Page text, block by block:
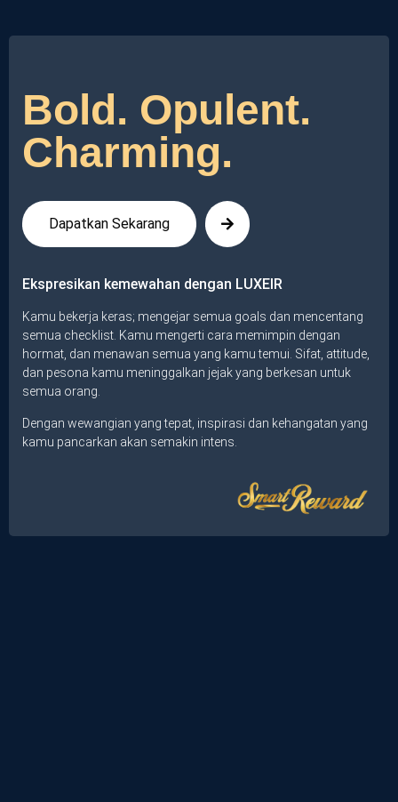
Bold. Opulent.
Charming.
Dapatkan Sekarang
Ekspresikan kemewahan dengan LUXEIR
Kamu bekerja keras; mengejar semua goals dan mencentang
semua checklist. Kamu mengerti cara memimpin dengan
hormat, dan menawan semua yang kamu temui. Sifat, attitude,
dan pesona kamu meninggalkan jejak yang berkesan untuk
semua orang.
Dengan wewangian yang tepat, inspirasi dan kehangatan yang
kamu pancarkan akan semakin intens.